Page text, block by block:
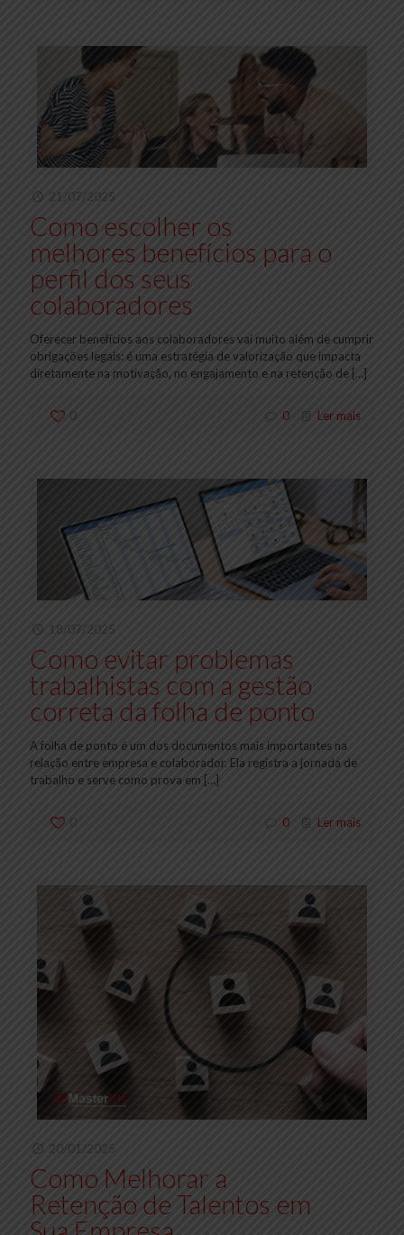
21/07/2025
Como escolher os
melhores benefícios para o
perfil dos seus
colaboradores
Oferecer benefícios aos colaboradores vai muito além de cumprir
obrigações legais: é uma estratégia de valorização que impacta
diretamente na motivação, no engajamento e na retenção de […]
0 0 Ler mais
18/07/2025
Como evitar problemas
trabalhistas com a gestão
correta da folha de ponto
A folha de ponto é um dos documentos mais importantes na
relação entre empresa e colaborador. Ela registra a jornada de
trabalho e serve como prova em […]
0 0 Ler mais
20/01/2025
Como Melhorar a
Retenção de Talentos em